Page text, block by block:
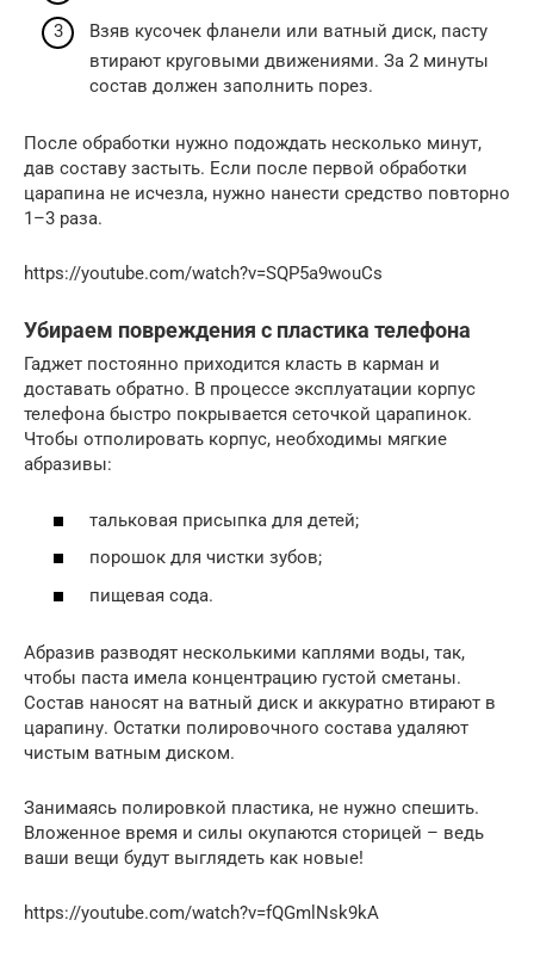
Взяв кусочек фланели или ватный диск, пасту
втирают круговыми движениями. За 2 минуты
состав должен заполнить порез.
После обработки нужно подождать несколько минут,
дав составу застыть. Если после первой обработки
царапина не исчезла, нужно нанести средство повторно
1–3 раза.
https://youtube.com/watch?v=SQP5a9wouCs
Убираем повреждения с пластика телефона
Гаджет постоянно приходится класть в карман и
доставать обратно. В процессе эксплуатации корпус
телефона быстро покрывается сеточкой царапинок.
Чтобы отполировать корпус, необходимы мягкие
абразивы:
тальковая присыпка для детей;
порошок для чистки зубов;
пищевая сода.
Абразив разводят несколькими каплями воды, так,
чтобы паста имела концентрацию густой сметаны.
Состав наносят на ватный диск и аккуратно втирают в
царапину. Остатки полировочного состава удаляют
чистым ватным диском.
Занимаясь полировкой пластика, не нужно спешить.
Вложенное время и силы окупаются сторицей – ведь
ваши вещи будут выглядеть как новые!
https://youtube.com/watch?v=fQGmlNsk9kA